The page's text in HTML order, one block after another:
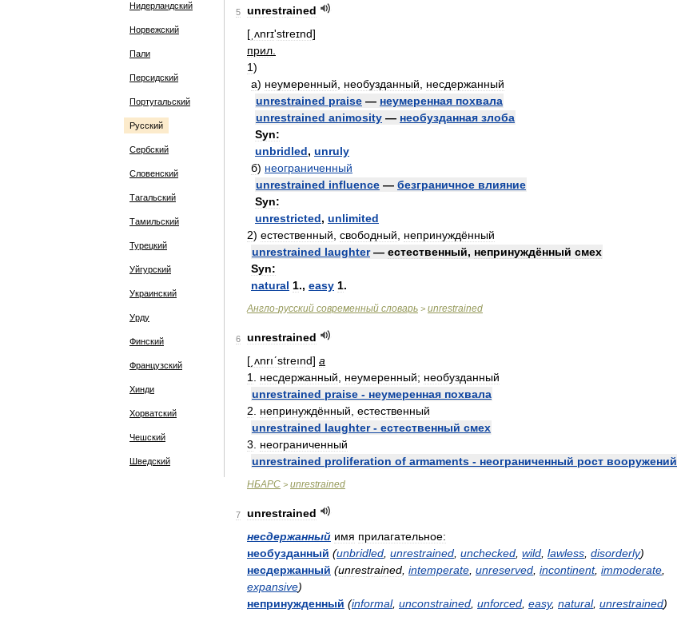
Нидерландский
Норвежский
Пали
Персидский
Португальский
Русский
Сербский
Словенский
Тагальский
Тамильский
Турецкий
Уйгурский
Украинский
Урду
Финский
Французский
Хинди
Хорватский
Чешский
Шведский
5
unrestrained
[ ˌʌnrɪ'streɪnd]
прил
1)
а) неумеренный необузданный
несдержанный
unrestrained praise — неумеренная похвала
unrestrained animosity — необузданная злоба
Syn:
unbridled, unruly
б) неограниченный
unrestrained influence — безграничное влияние
Syn:
unrestricted, unlimited
2) естественный свободный
непринуждённый
unrestrained laughter— естественный, непринуждённый смех
Syn:
natural 1., easy 1.
Англо-русский современный словарь > unrestrained
6
unrestrained
[ ͵ʌnrıʹstreınd] a
1
несдержанный неумеренный; необузданный
unrestrained praise - неумеренная похвала
2
непринуждённый естественный
unrestrained laughter- естественный смех
3
неограниченный
unrestrained proliferation of armaments - неограниченный рост вооружений
НБАРС > unrestrained
7
unrestrained
несдержанный имя прилагательное:
необузданный (unbridled unrestrained unchecked wild lawless disorderly)
несдержанный (unrestrained intemperate unreserved incontinent, immoderate
expansive)
непринужденный (informal, unconstrained unforced easy, natural, unrestrained)